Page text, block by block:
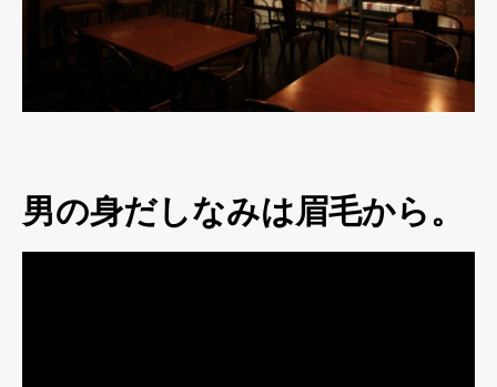
男の身だしなみは眉毛から。